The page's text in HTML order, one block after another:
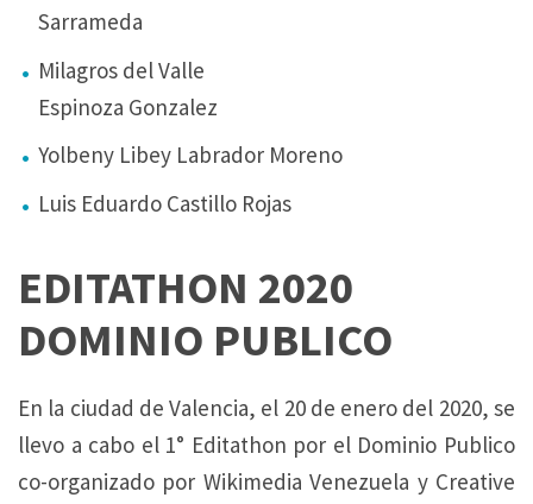
Sarrameda
Milagros del Valle
Espinoza Gonzalez
Yolbeny Libey Labrador Moreno
Luis Eduardo Castillo Rojas
EDITATHON 2020
DOMINIO PUBLICO
En la ciudad de Valencia, el 20 de enero del 2020, se
llevo a cabo el 1° Editathon por el Dominio Publico
co-organizado por Wikimedia Venezuela y Creative